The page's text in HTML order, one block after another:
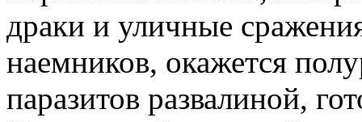
драки и уличные
наемников, окажется
паразитов развалиной,